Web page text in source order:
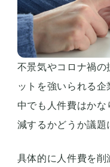
不景気やコロナ禍の
ットを強いられる
中でも人件費はかな
減するかどうか議題
具体的に人件費を削